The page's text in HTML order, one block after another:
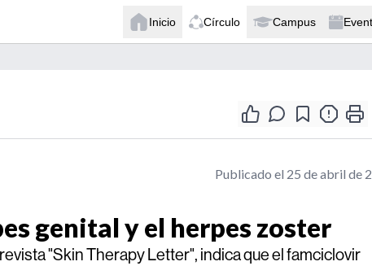
Inicio Círculo Campus
Publicado el 25 de abril de
genital y el herpes zoster
"Skin Therapy Letter", indica que el famciclovir